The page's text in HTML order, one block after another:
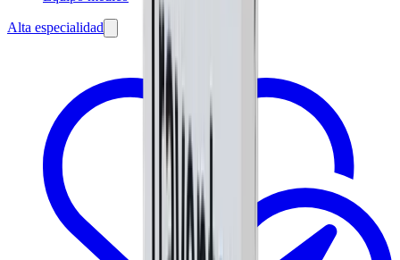
Alta especialidad